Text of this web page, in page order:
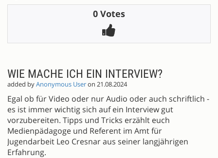
0 Votes
WIE MACHE ICH EIN INTERVIEW?
added byAnonymous Useron 21.08.2024
Egal ob für Video oder nur Audio oder auch schriftlich -
es ist immer wichtig sich auf ein Interview gut
vorzubereiten. Tipps und Tricks erzählt euch
Medienpädagoge und Referent im Amt für
Jugendarbeit Leo Cresnar aus seiner langjährigen
Erfahrung.